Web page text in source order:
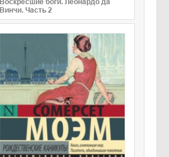
Воскресшие боги. Леонардо да
Винчи. Часть 2